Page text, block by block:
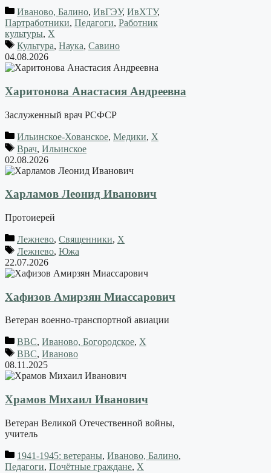
Иваново, Балино, ИвГЭУ, ИвХТУ,
Партработники, Педагоги, Работник
культуры, Х
Культура, Наука, Савино
04.08.2026
Харитонова Анастасия Андреевна
Заслуженный врач РСФСР
Ильинское-Хованское, Медики, Х
Врач, Ильинское
02.08.2026
Харламов Леонид Иванович
Протоиерей
Лежнево, Священники, Х
Лежнево, Южа
22.07.2026
Хафизов Амирзян Миассарович
Ветеран военно-транспортной авиации
ВВС, Иваново, Богородское, Х
ВВС, Иваново
08.11.2025
Храмов Михаил Иванович
Ветеран Великой Отечественной войны,
учитель
1941-1945: ветераны, Иваново, Балино,
Педагоги, Почётные граждане, Х